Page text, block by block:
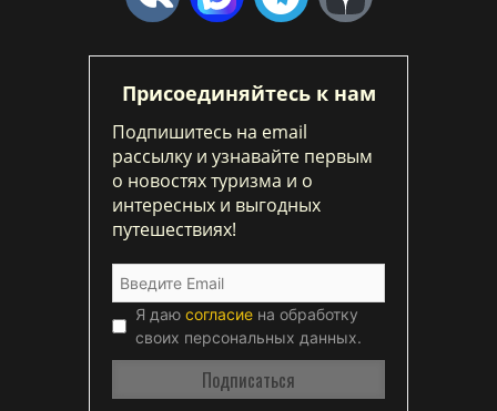
Присоединяйтесь к нам
Подпишитесь на email
рассылку и узнавайте первым
о новостях туризма и о
интересных и выгодных
путешествиях!
Я даю согласие на обработку
своих персональных данных.